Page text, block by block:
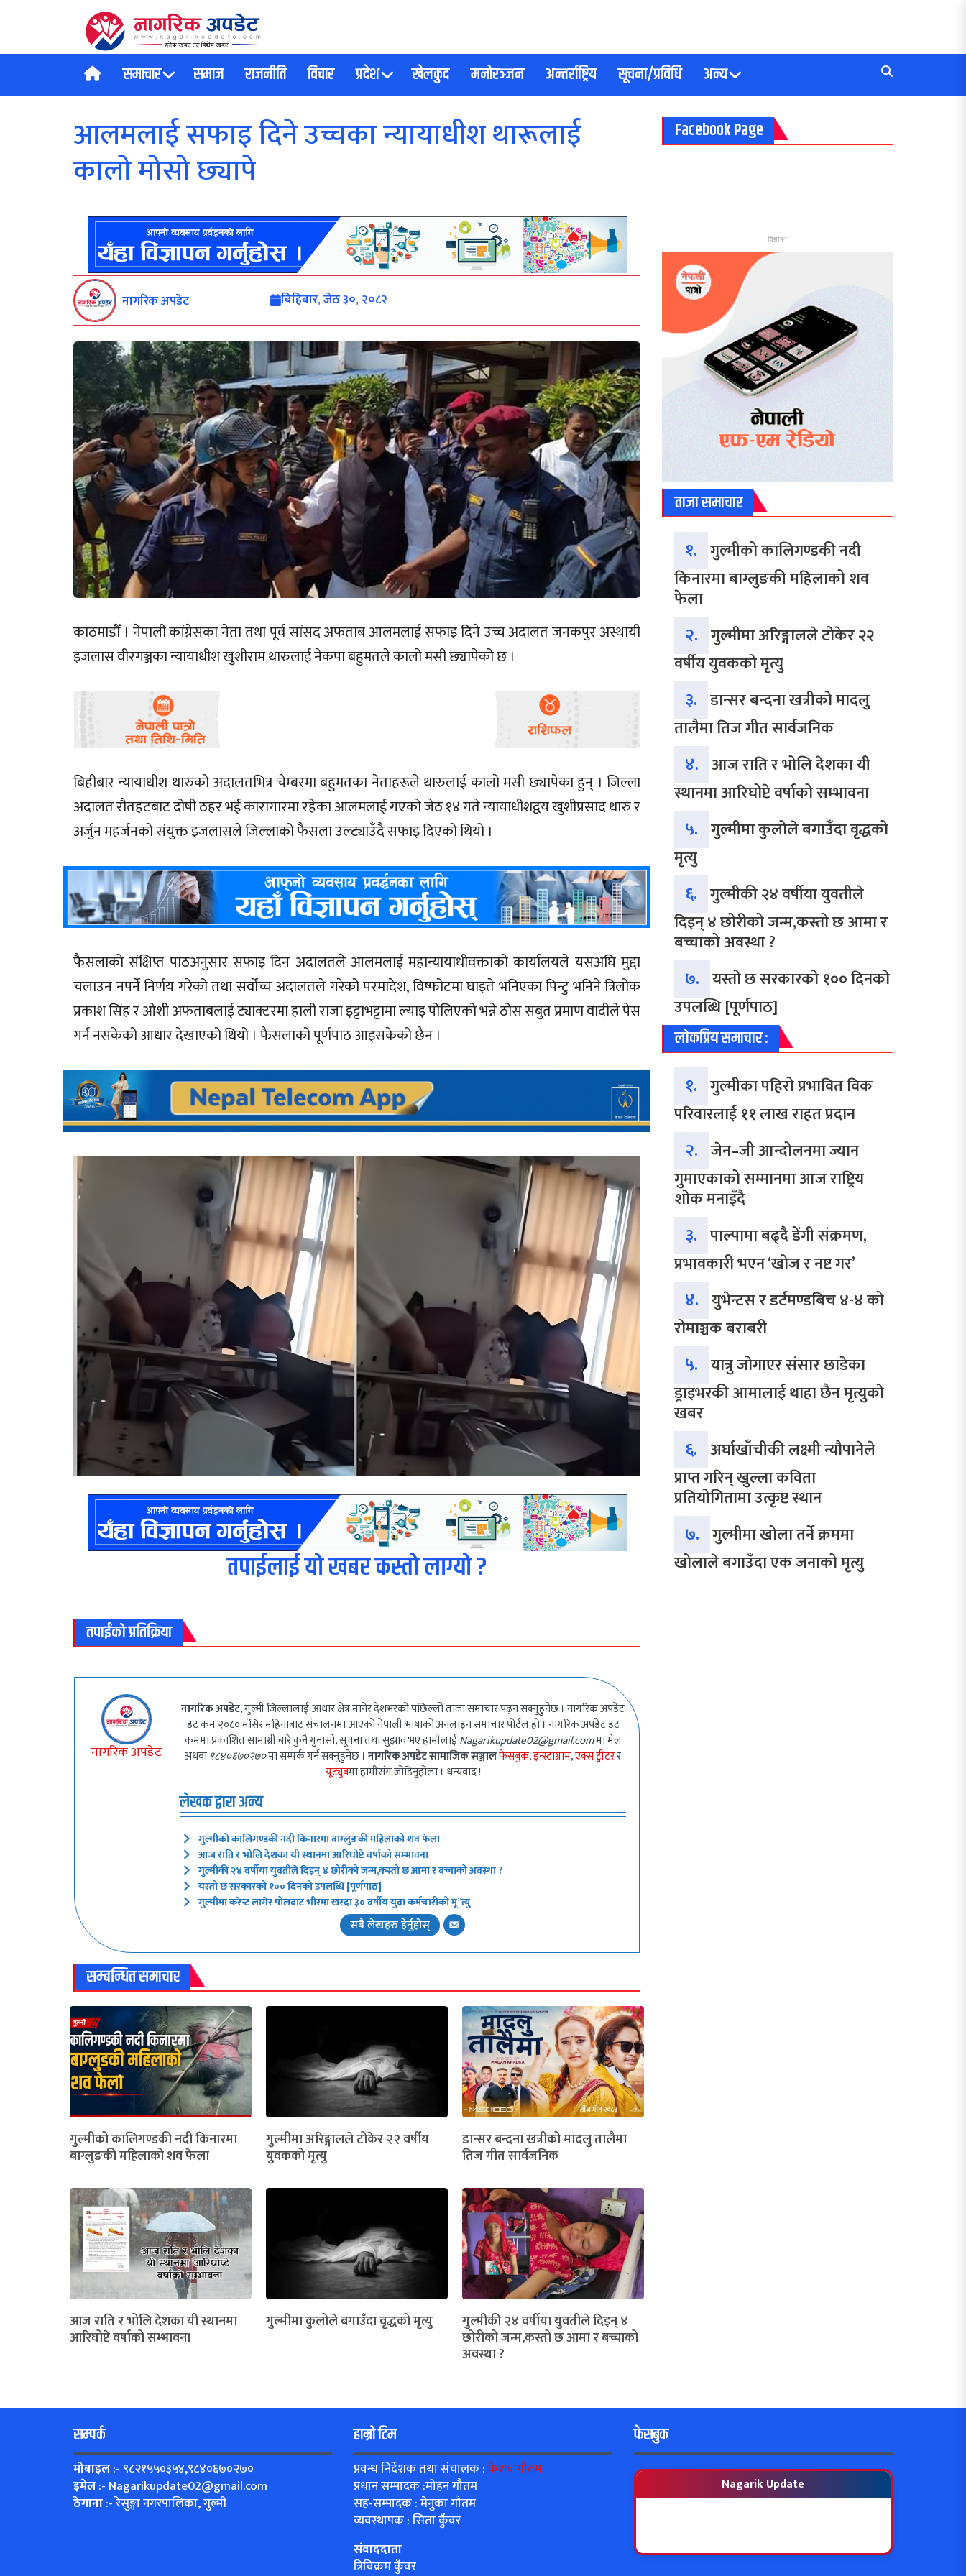
समाचार समाज राजनीति विचार प्रदेश खेलकुद मनोरञ्जन अन्तर्राष्ट्रिय सूचना/प्रविधि अन्य
आलमलाई सफाइ दिने उच्चका न्यायाधीश थारूलाई
कालाे मोसो छ्यापे
नागरिक अपडेट बिहिबार, जेठ ३०, २०८२
काठमाडौँ । नेपाली कांग्रेसका नेता तथा पूर्व सांसद अफताब आलमलाई सफाइ दिने उच्च अदालत जनकपुर अस्थायी
इजलास वीरगञ्जका न्यायाधीश खुशीराम थारुलाई नेकपा बहुमतले कालाे मसी छ्यापेकाे छ ।
बिहीबार न्यायाधीश थारुको अदालतभित्र चेम्बरमा बहुमतका नेताहरूले थारुलाई कालाे मसी छ्यापेका हुन् । जिल्ला
अदालत रौतहटबाट दोषी ठहर भई कारागारमा रहेका आलमलाई गएको जेठ १४ गते न्यायाधीशद्वय खुशीप्रसाद थारु र
अर्जुन महर्जनको संयुक्त इजलासले जिल्लाको फैसला उल्ट्याउँदै सफाइ दिएको थियो ।
फैसलाको संक्षिप्त पाठअनुसार सफाइ दिन अदालतले आलमलाई महान्यायाधीवक्ताको कार्यालयले यसअघि मुद्दा
चलाउन नपर्ने निर्णय गरेको तथा सर्वोच्च अदालतले गरेको परमादेश, विष्फोटमा घाइते भनिएका पिन्टु भनिने त्रिलोक
प्रकाश सिंह र ओशी अफताबलाई ट्याक्टरमा हाली राजा इट्टाभट्टामा ल्याइ पोलिएको भन्ने ठोस सबुत प्रमाण वादीले पेस
गर्न नसकेको आधार देखाएको थियो । फैसलाको पूर्णपाठ आइसकेको छैन ।
तपाईलाई यो खबर कस्तो लाग्यो ?
तपाईंको प्रतिक्रिया
नागरिक अपडेट
नागरिक अपडेट, गुल्मी जिल्लालाई आधार क्षेत्र मानेर देशभरको पछिल्लो ताजा समाचार पढ्न सक्नुहुनेछ । नागरिक अपडेट
डट कम २०८० मंसिर महिनाबाट संचालनमा आएको नेपाली भाषाको अनलाइन समाचार पोर्टल हो । नागरिक अपडेट डट
कममा प्रकाशित सामाग्री बारे कुनै गुनासो, सूचना तथा सुझाव भए हामीलाईNagarikupdate02@gmail.comमा मेल
अथवा ९८४०६७०२७०मा सम्पर्क गर्न सक्नुहुनेछ ।नागरिक अपडेट सामाजिक सञ्जालफेसबुक,इन्स्टाग्राम,एक्स ट्वीटरर
यूट्युबमा हामीसंग जोडिनुहोला । धन्यवाद !
लेखक द्वारा अन्य
गुल्मीको कालिगण्डकी नदी किनारमा बाग्लुङकी महिलाको शव फेला
आज राति र भोलि देशका यी स्थानमा आरिघोप्टे वर्षाको सम्भावना
गुल्मीकी २४ वर्षीया युवतीले दिइन् ४ छोरीको जन्म,कस्तो छ आमा र बच्चाको अवस्था ?
यस्तो छ सरकारको १०० दिनको उपलब्धि [पूर्णपाठ]
गुल्मीमा करेन्ट लागेर पोलबाट भीरमा खस्दा ३० वर्षीय युवा कर्मचारीको मृ”त्यु
सबै लेखहरु हेर्नुहोस्
सम्बन्धित समाचार
गुल्मीको कालिगण्डकी नदी किनारमा
बाग्लुङकी महिलाको शव फेला
गुल्मीमा अरिङ्गालले टोकेर २२ वर्षीय
युवकको मृत्यु
डान्सर बन्दना खत्रीको मादलु तालैमा
तिज गीत सार्वजनिक
आज राति र भोलि देशका यी स्थानमा
आरिघोप्टे वर्षाको सम्भावना
गुल्मीमा कुलोले बगाउँदा वृद्धको मृत्यु गुल्मीकी २४ वर्षीया युवतीले दिइन् ४
छोरीको जन्म,कस्तो छ आमा र बच्चाको
अवस्था ?
Facebook Page
विज्ञापन
ताजा समाचार
१. गुल्मीको कालिगण्डकी नदी
किनारमा बाग्लुङकी महिलाको शव
फेला
२. गुल्मीमा अरिङ्गालले टोकेर २२
वर्षीय युवकको मृत्यु
३. डान्सर बन्दना खत्रीको मादलु
तालैमा तिज गीत सार्वजनिक
४. आज राति र भोलि देशका यी
स्थानमा आरिघोप्टे वर्षाको सम्भावना
५. गुल्मीमा कुलोले बगाउँदा वृद्धको
मृत्यु
६. गुल्मीकी २४ वर्षीया युवतीले
दिइन् ४ छोरीको जन्म,कस्तो छ आमा र
बच्चाको अवस्था ?
७. यस्तो छ सरकारको १०० दिनको
उपलब्धि [पूर्णपाठ]
लोकप्रिय समाचार :
१. गुल्मीका पहिरो प्रभावित विक
परिवारलाई ११ लाख राहत प्रदान
२. जेन–जी आन्दोलनमा ज्यान
गुमाएकाको सम्मानमा आज राष्ट्रिय
शोक मनाइँदै
३. पाल्पामा बढ्दै डेंगी संक्रमण,
प्रभावकारी भएन ‘खोज र नष्ट गर’
४. युभेन्टस र डर्टमण्डबिच ४-४ को
रोमाञ्चक बराबरी
५. यात्रु जोगाएर संसार छाडेका
ड्राइभरकी आमालाई थाहा छैन मृत्युको
खबर
६. अर्घाखाँचीकी लक्ष्मी न्यौपानेले
प्राप्त गरिन् खुल्ला कविता
प्रतियोगितामा उत्कृष्ट स्थान
७. गुल्मीमा खोला तर्ने क्रममा
खोलाले बगाउँदा एक जनाको मृत्यु
सम्पर्क
मोबाइल:- ९८२१५५०३५४,९८४०६७०२७०
इमेल:- Nagarikupdate02@gmail.com
ठेगाना:- रेसुङ्गा नगरपालिका, गुल्मी
हाम्रो टिम
प्रवन्ध निर्देशक तथा संचालक :केशब गौतम
प्रधान सम्पादक :मोहन गौतम
सह-सम्पादक : मेनुका गौतम
व्यवस्थापक : सिता कुँवर
संवाददाता
त्रिविक्रम कुँवर
फेसबुक
Nagarik Update